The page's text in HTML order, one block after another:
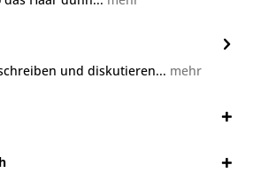
und diskutieren... mehr